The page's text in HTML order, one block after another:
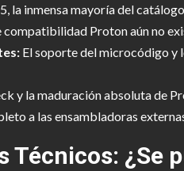
la inmensa mayoría del
compatibilidad Proton aún no
El soporte del microcódigo y
y la maduración absoluta de
a las ensambladoras
Técnicos: ¿Se